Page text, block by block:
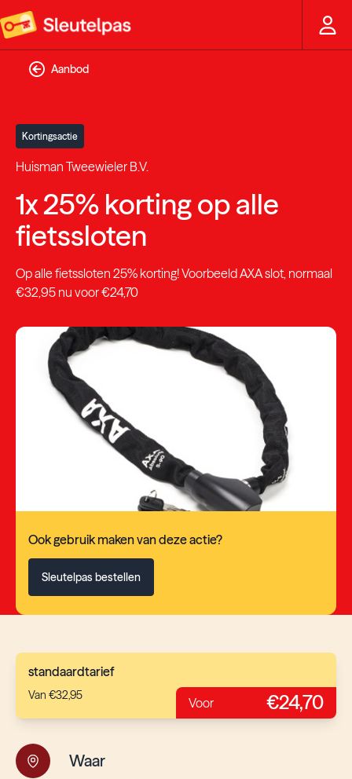
Aanbod
Kortingsactie
Huisman Tweewieler B.V.
1x 25% korting op alle
fietssloten
Op alle fietssloten 25% korting! Voorbeeld AXA slot, normaal
€32,95 nu voor €24,70
Ook gebruik maken van deze actie?
Sleutelpas bestellen
standaardtarief
Van €32,95 Voor €24,70
Waar